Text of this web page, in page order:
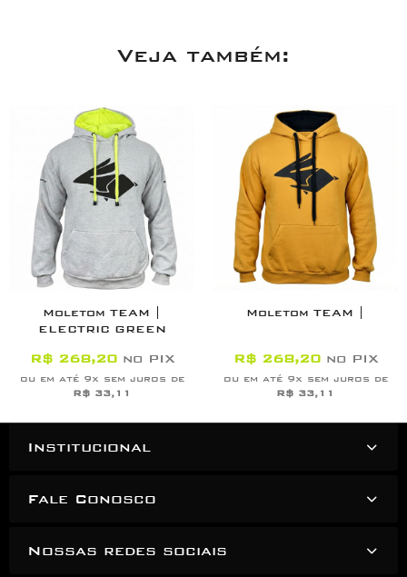
Veja também:
Moletom TEAM |
ELECTRIC GREEN
R$ 268,20 no PIX
ou em até 9x sem juros de
R$ 33,11
Moletom TEAM |
R$ 268,20 no PIX
ou em até 9x sem juros de
R$ 33,11
Institucional
Fale Conosco
Nossas redes sociais